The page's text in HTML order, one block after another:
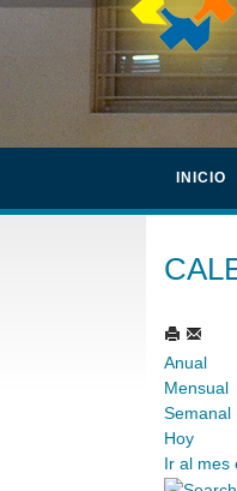
INICIO
Anual
Mensual
Semanal
Hoy
Ir al mes